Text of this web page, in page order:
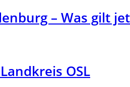
– Was gilt
OSL